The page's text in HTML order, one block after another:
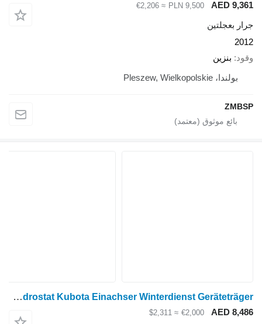
≈ €2,206
RAPID MONDO Hydrostat Kubota Einachser Winterdienst Geräteträger